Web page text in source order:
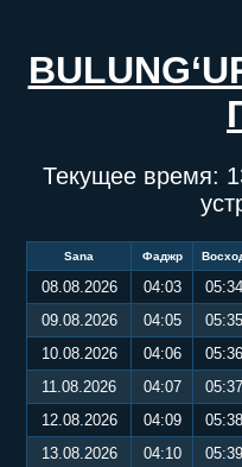
Текущее время:
Sana Фаджр
08.08.2026 04:03 05:34
09.08.2026
04:05 05:35
10.08.2026
04:06 05:36
11.08.2026
04:07 05:37
12.08.2026
04:09 05:38
13.08.2026
04:10 05:39